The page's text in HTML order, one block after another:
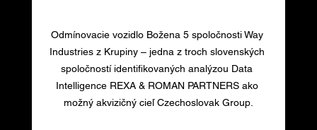
Odmínovacie vozidlo Božena 5 spoločnosti Way
Industries z Krupiny – jedna z troch slovenských
spoločností identifikovaných analýzou Data
Intelligence REXA & ROMAN PARTNERS ako
možný akvizičný cieľ Czechoslovak Group.